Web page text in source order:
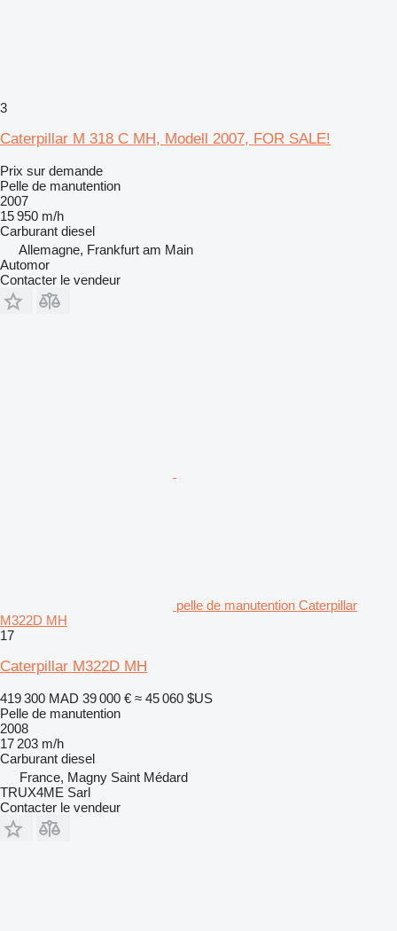
3
Caterpillar M 318 C MH, Modell 2007, FOR SALE!
Prix sur demande
Pelle de manutention
2007
15 950 m/h
Carburant diesel
Allemagne, Frankfurt am Main
Automor
Contacter le vendeur
pelle de manutention Caterpillar
M322D MH
17
Caterpillar M322D MH
419 300 MAD 39 000 € ≈ 45 060 $US
Pelle de manutention
2008
17 203 m/h
Carburant diesel
France, Magny Saint Médard
TRUX4ME Sarl
Contacter le vendeur